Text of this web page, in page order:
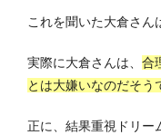
これを聞いた大倉さん
実際に大倉さんは、 合
とは大嫌いなのだそう
正に、結果重視ドリー